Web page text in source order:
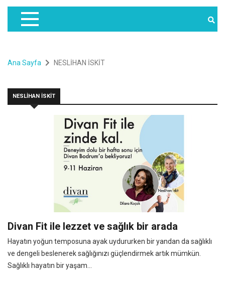
Ana Sayfa NESLİHAN İSKİT
NESLİHAN İSKİT
Divan Fit ile lezzet ve sağlık bir arada
Hayatın yoğun temposuna ayak uydururken bir yandan da sağlıklı
ve dengeli beslenerek sağlığınızı güçlendirmek artık mümkün.
Sağlıklı hayatın bir yaşam...